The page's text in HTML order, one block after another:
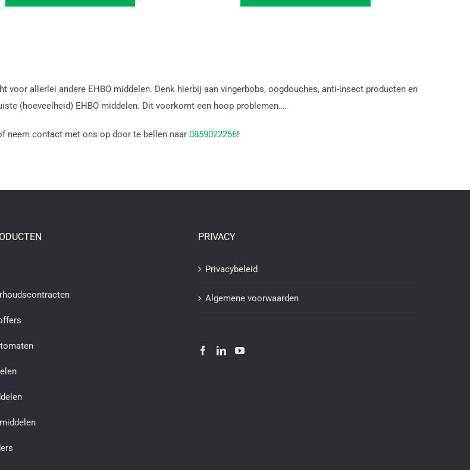
allerlei andere EHBO middelen. Denk hierbij aan vingerbobs, oogdouches, anti-insect producten en
(hoeveelheid) EHBO middelen. Dit voorkomt een hoop problemen….
neem contact met ons op door te bellen naar 0859022256!
PRIVACY
Privacybeleid
Algemene voorwaarden